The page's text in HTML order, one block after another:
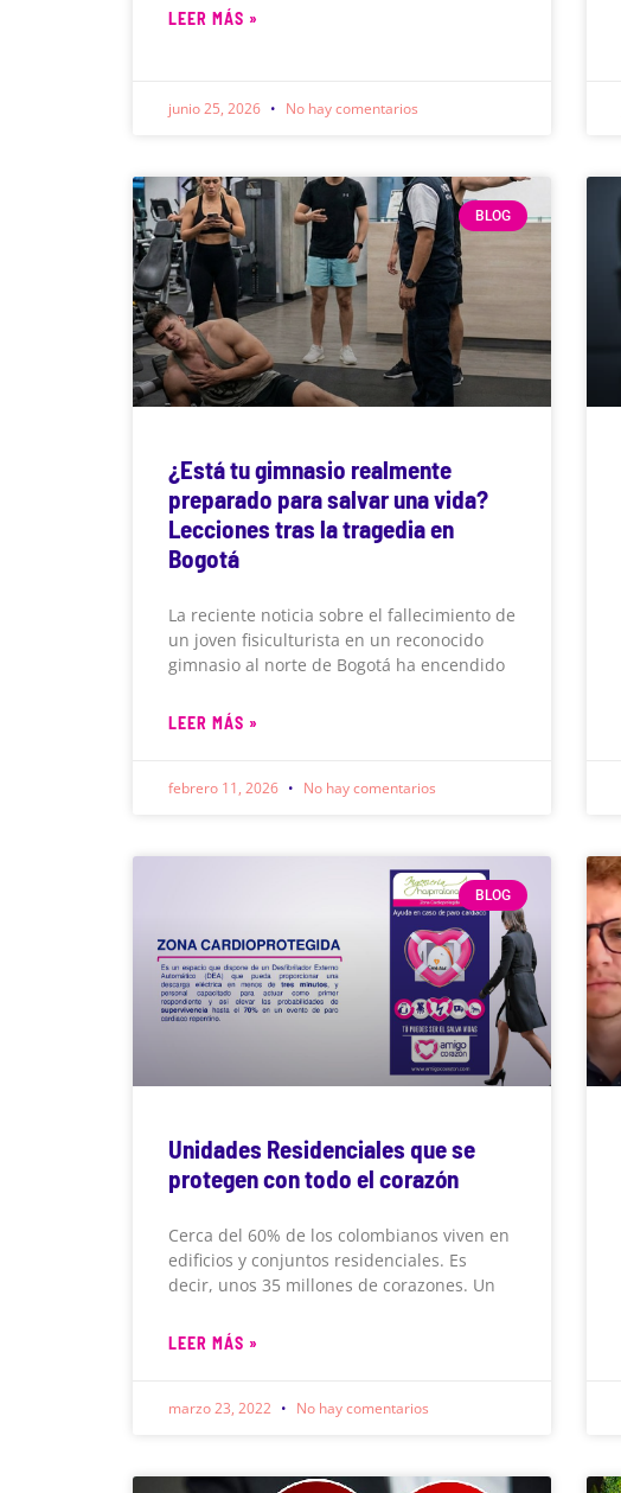
LEER MÁS »
junio 25, 2026 No hay comentarios
BLOG
¿Está tu gimnasio realmente
preparado para salvar una vida?
Lecciones tras la tragedia en
Bogotá
La reciente noticia sobre el fallecimiento de
un joven fisiculturista en un reconocido
gimnasio al norte de Bogotá ha encendido
LEER MÁS »
febrero 11, 2026 No hay comentarios
BLOG
Unidades Residenciales que se
protegen con todo el corazón
Cerca del 60% de los colombianos viven en
edificios y conjuntos residenciales. Es
decir, unos 35 millones de corazones. Un
LEER MÁS »
marzo 23, 2022 No hay comentarios